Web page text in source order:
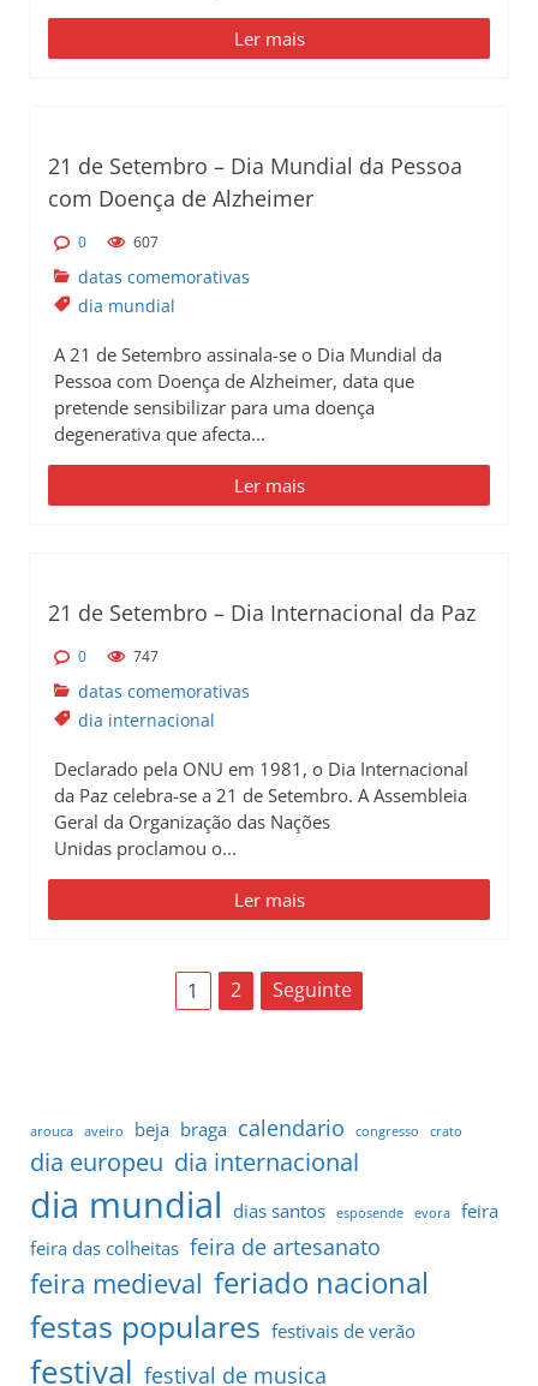
Ler mais
21 de Setembro – Dia Mundial da Pessoa
com Doença de Alzheimer
0 607
datas comemorativas
dia mundial
A 21 de Setembro assinala-se o Dia Mundial da
Pessoa com Doença de Alzheimer, data que
pretende sensibilizar para uma doença
degenerativa que afecta...
Ler mais
21 de Setembro – Dia Internacional da Paz
0 747
datas comemorativas
dia internacional
Declarado pela ONU em 1981, o Dia Internacional
da Paz celebra-se a 21 de Setembro. A Assembleia
Geral da Organização das Nações
Unidas proclamou o...
Ler mais
i
n
a
ç
ã
o
1 2 Seguinte
arouca aveiro beja braga calendario congresso crato
dia europeu dia internacional
dia mundial dias santos esposende evora
feira
feira das colheitas feira de artesanato
feira medieval feriado nacional
festas populares festivais de verão
festival festival de musica